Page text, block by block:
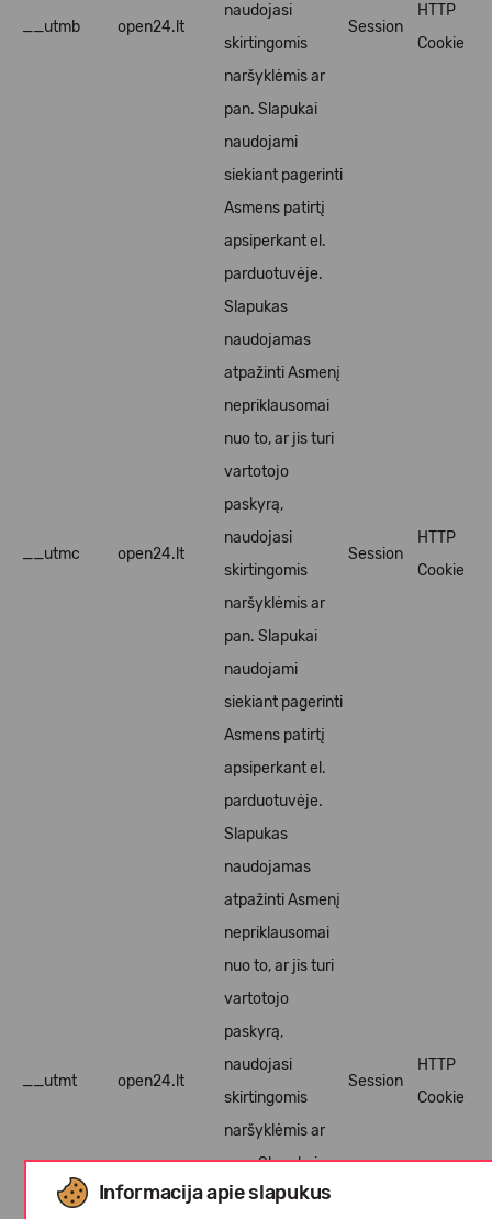
Informacija apie slapukus
__utmb open24.lt
naudojasi
skirtingomis
naršyklėmis ar
pan. Slapukai
naudojami
siekiant pagerinti
Asmens patirtį
apsiperkant el.
parduotuvėje.
Session
HTTP
Cookie
__utmc open24.lt
Slapukas
naudojamas
atpažinti Asmenį
nepriklausomai
nuo to, ar jis turi
vartotojo
paskyrą,
naudojasi
skirtingomis
naršyklėmis ar
pan. Slapukai
naudojami
siekiant pagerinti
Asmens patirtį
apsiperkant el.
parduotuvėje.
Session
HTTP
Cookie
__utmt open24.lt
Slapukas
naudojamas
atpažinti Asmenį
nepriklausomai
nuo to, ar jis turi
vartotojo
paskyrą,
naudojasi
skirtingomis
naršyklėmis ar
pan. Slapukai
naudojami
Session
HTTP
Cookie